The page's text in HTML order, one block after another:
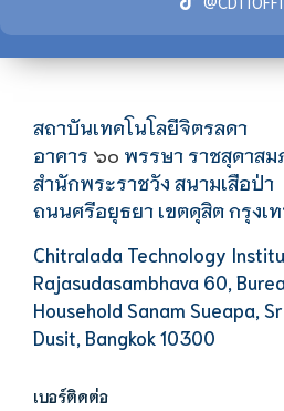
สถาบันเทคโนโลยีจิตรลดา
อาคาร ๖๐ พรรษา ราชสุดาส
สำนักพระราชวัง สนามเสือป่า
ถนนศรีอยุธยา เขตดุสิต กรุงเ
Chitralada Technology
Rajasudasambhava 60,
Household Sanam Sueapa,
Dusit, Bangkok 10300
เบอร์ติดต่อ